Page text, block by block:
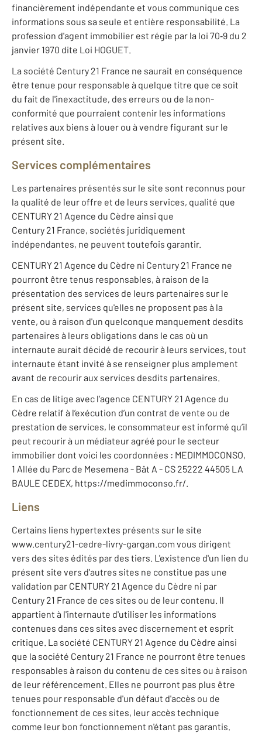
financièrement indépendante et vous communique ces
informations sous sa seule et entière responsabilité. La
profession d'agent immobilier est régie par la loi 70‐9 du 2
janvier 1970 dite Loi HOGUET.
La société Century 21 France ne saurait en conséquence
être tenue pour responsable à quelque titre que ce soit
du fait de l'inexactitude, des erreurs ou de la non-
conformité que pourraient contenir les informations
relatives aux biens à louer ou à vendre figurant sur le
présent site.
Services complémentaires
Les partenaires présentés sur le site sont reconnus pour
la qualité de leur offre et de leurs services, qualité que
CENTURY 21 Agence du Cèdre ainsi que
Century 21 France, sociétés juridiquement
indépendantes, ne peuvent toutefois garantir.
CENTURY 21 Agence du Cèdre ni Century 21 France ne
pourront être tenus responsables, à raison de la
présentation des services de leurs partenaires sur le
présent site, services qu'elles ne proposent pas à la
vente, ou à raison d'un quelconque manquement desdits
partenaires à leurs obligations dans le cas où un
internaute aurait décidé de recourir à leurs services, tout
internaute étant invité à se renseigner plus amplement
avant de recourir aux services desdits partenaires.
En cas de litige avec l’agence CENTURY 21 Agence du
Cèdre relatif à l’exécution d’un contrat de vente ou de
prestation de services, le consommateur est informé qu’il
peut recourir à un médiateur agréé pour le secteur
immobilier dont voici les coordonnées : MEDIMMOCONSO,
1 Allée du Parc de Mesemena - Bât A - CS 25222 44505 LA
BAULE CEDEX, https://medimmoconso.fr/.
Liens
Certains liens hypertextes présents sur le site
www.century21-cedre-livry-gargan.com vous dirigent
vers des sites édités par des tiers. L'existence d'un lien du
présent site vers d'autres sites ne constitue pas une
validation par CENTURY 21 Agence du Cèdre ni par
Century 21 France de ces sites ou de leur contenu. Il
appartient à l'internaute d'utiliser les informations
contenues dans ces sites avec discernement et esprit
critique. La société CENTURY 21 Agence du Cèdre ainsi
que la société Century 21 France ne pourront être tenues
responsables à raison du contenu de ces sites ou à raison
de leur référencement. Elles ne pourront pas plus être
tenues pour responsable d'un défaut d'accès ou de
fonctionnement de ces sites, leur accès technique
comme leur bon fonctionnement n'étant pas garantis.